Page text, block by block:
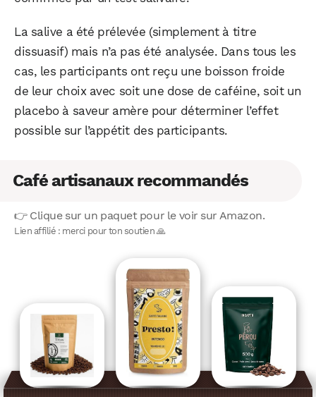
La salive a été prélevée (simplement à titre
dissuasif) mais n’a pas été analysée. Dans tous les
cas, les participants ont reçu une boisson froide
de leur choix avec soit une dose de caféine, soit un
placebo à saveur amère pour déterminer l’effet
possible sur l’appétit des participants.
Café artisanaux recommandés
👉 Clique sur un paquet pour le voir sur Amazon.
Lien affilié : merci pour ton soutien 🙏